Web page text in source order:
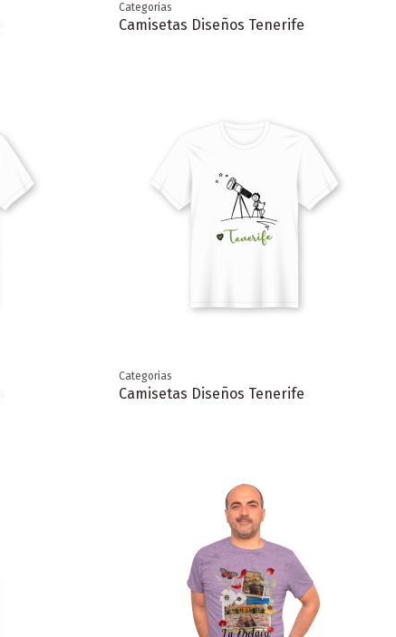
Categorias
Camisetas Diseños Tenerife
Categorias
Camisetas Diseños Tenerife